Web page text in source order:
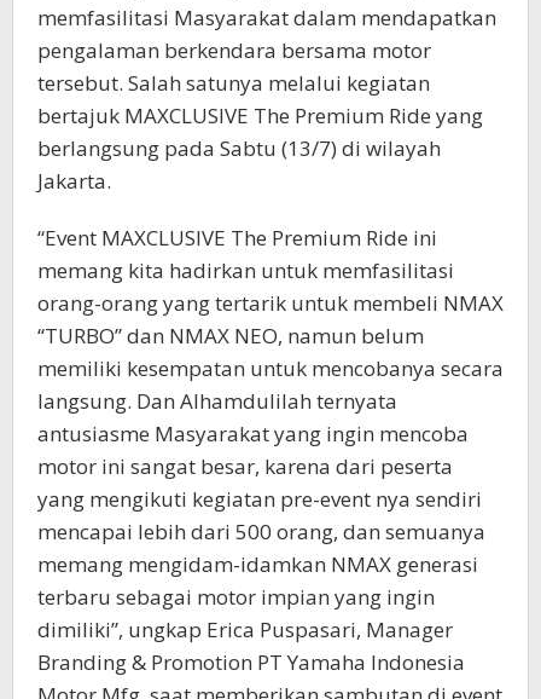
memfasilitasi Masyarakat dalam mendapatkan
pengalaman berkendara bersama motor
tersebut. Salah satunya melalui kegiatan
bertajuk MAXCLUSIVE The Premium Ride yang
berlangsung pada Sabtu (13/7) di wilayah
Jakarta.
“Event MAXCLUSIVE The Premium Ride ini
memang kita hadirkan untuk memfasilitasi
orang-orang yang tertarik untuk membeli NMAX
“TURBO” dan NMAX NEO, namun belum
memiliki kesempatan untuk mencobanya secara
langsung. Dan Alhamdulilah ternyata
antusiasme Masyarakat yang ingin mencoba
motor ini sangat besar, karena dari peserta
yang mengikuti kegiatan pre-event nya sendiri
mencapai lebih dari 500 orang, dan semuanya
memang mengidam-idamkan NMAX generasi
terbaru sebagai motor impian yang ingin
dimiliki”, ungkap Erica Puspasari, Manager
Branding & Promotion PT Yamaha Indonesia